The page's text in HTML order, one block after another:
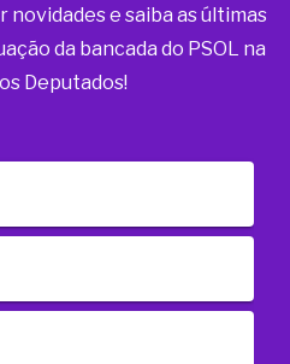
e saiba as últimas
da bancada do PSOL na
Deputados!